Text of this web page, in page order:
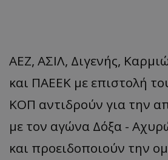
ΑΕΖ, ΑΣΙΛ, Διγενής,
και ΠΑΕΕΚ με επιστολή
ΚΟΠ αντιδρούν για την
με τον αγώνα Δόξα -
και προειδοποιούν την